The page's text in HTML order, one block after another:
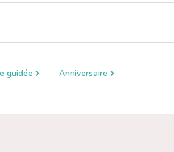
guidée
Anniversaire